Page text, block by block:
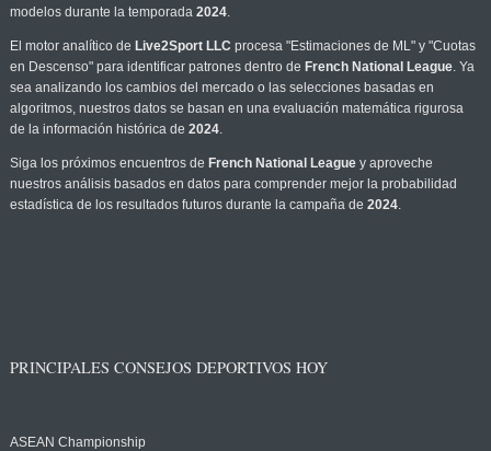
modelos durante la temporada 2024.
El motor analítico de Live2Sport LLC procesa "Estimaciones de ML" y "Cuotas
en Descenso" para identificar patrones dentro de French National League. Ya
sea analizando los cambios del mercado o las selecciones basadas en
algoritmos, nuestros datos se basan en una evaluación matemática rigurosa
de la información histórica de 2024.
Siga los próximos encuentros de French National Leaguey aproveche
nuestros análisis basados en datos para comprender mejor la probabilidad
estadística de los resultados futuros durante la campaña de 2024.
PRINCIPALES CONSEJOS DEPORTIVOS HOY
ASEAN Championship